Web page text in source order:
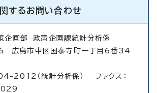
するお問い合わせ
企画部政策企画課統計分析係
島市中区国泰寺町一丁目6番34
2012（統計分析係） ファクス：